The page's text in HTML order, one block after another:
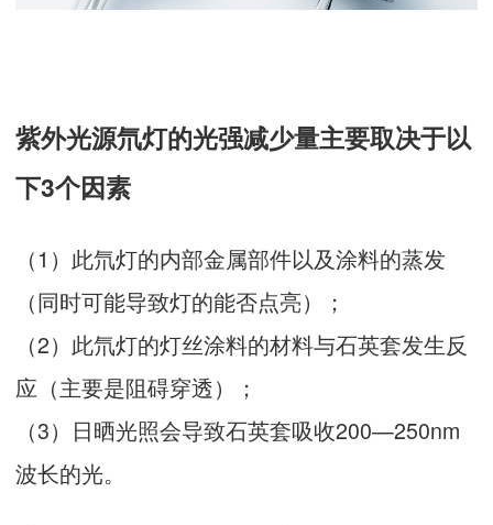
紫外光源氘灯的光强减少量主要取决于以
下3个因素
（1）此氘灯的内部金属部件以及涂料的蒸发
（同时可能导致灯的能否点亮）；
（2）此氘灯的灯丝涂料的材料与石英套发生反
应（主要是阻碍穿透）；
（3）日晒光照会导致石英套吸收200—250nm
波长的光。